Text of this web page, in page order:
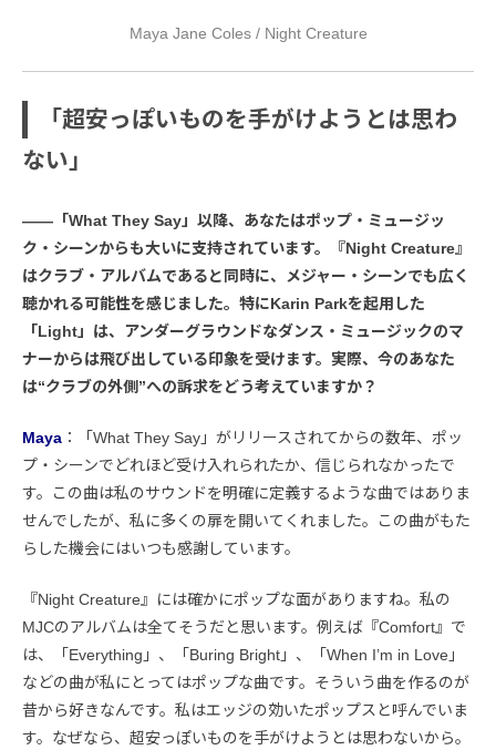
Maya Jane Coles / Night Creature
「超安っぽいものを手がけようとは思わ
ない」
――「What They Say」以降、あなたはポップ・ミュージッ
ク・シーンからも大いに支持されています。『Night Creature』
はクラブ・アルバムであると同時に、メジャー・シーンでも広く
聴かれる可能性を感じました。特にKarin Parkを起用した
「Light」は、アンダーグラウンドなダンス・ミュージックのマ
ナーからは飛び出している印象を受けます。実際、今のあなた
は“クラブの外側”への訴求をどう考えていますか？
Maya ：「What They Say」がリリースされてからの数年、ポッ
プ・シーンでどれほど受け入れられたか、信じられなかったで
す。この曲は私のサウンドを明確に定義するような曲ではありま
せんでしたが、私に多くの扉を開いてくれました。この曲がもた
らした機会にはいつも感謝しています。
『Night Creature』には確かにポップな面がありますね。私の
MJCのアルバムは全てそうだと思います。例えば『Comfort』で
は、「Everything」、「Buring Bright」、「When I’m in Love」
などの曲が私にとってはポップな曲です。そういう曲を作るのが
昔から好きなんです。私はエッジの効いたポップスと呼んでいま
す。なぜなら、超安っぽいものを手がけようとは思わないから。